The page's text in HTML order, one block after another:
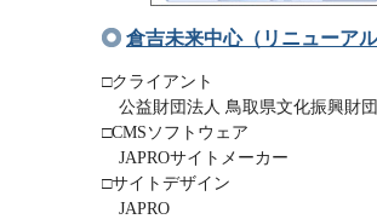
倉吉未来中心（リニューアル
□クライアント
公益財団法人 鳥取県文化振興財団
□CMSソフトウェア
JAPROサイトメーカー
□サイトデザイン
JAPRO